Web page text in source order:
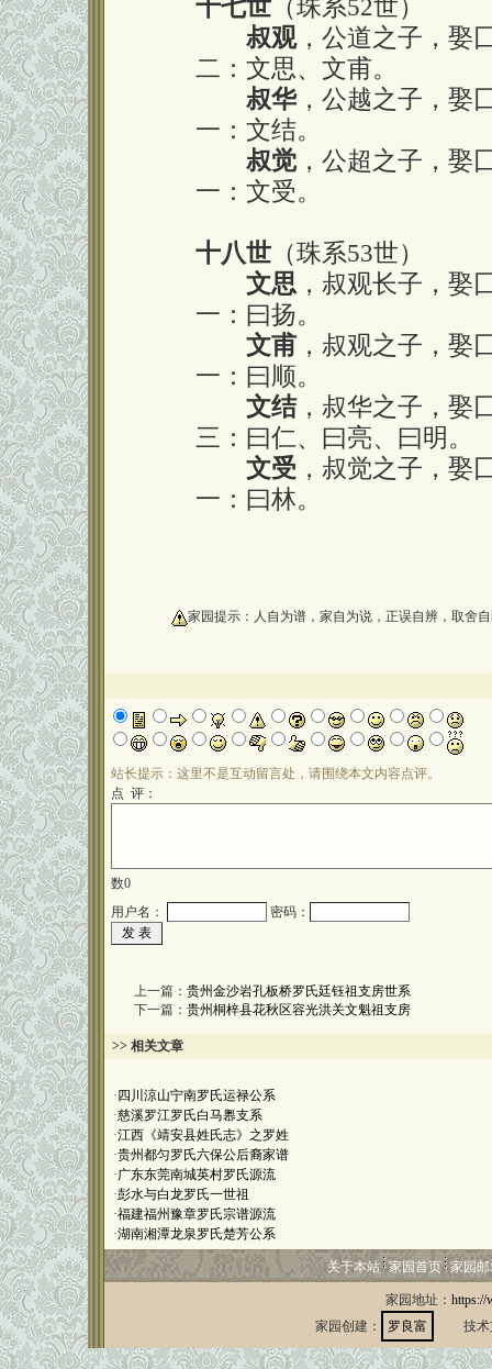
十七世 （珠系52世）
叔观，公道之子，娶
二：文思、文甫。
叔华，公越之子，娶
一：文结。
叔觉，公超之子，娶
一：文受。
十八世 （珠系53世）
文思 ，叔观长子，娶
一：曰扬。
文甫 ，叔观之子，娶
一：曰顺。
文结，叔华之子，娶
三：曰仁、曰亮、曰明。
文受 ，叔觉之子，娶
一：曰林。
家园提示：人自为谱，家自为说，正误自辨，取舍
站长提示：这里不是互动留言处，请围绕本文内容点评。
点 评：
数0
用户名：
密码：
上一篇： 贵州金沙岩孔板桥罗氏廷钰祖支房世系
下一篇： 贵州桐梓县花秋区容光洪关文魁祖支房
>> 相关文章
· 四川涼山宁南罗氏运禄公系
·慈溪罗江罗氏白马嶴支系
·江西《靖安县姓氏志》之罗姓
·贵州都匀罗氏六保公后裔家谱
·广东东莞南城英村罗氏源流
·彭水与白龙罗氏一世祖
·福建福州豫章罗氏宗谱源流
·湖南湘潭龙泉罗氏楚芳公系
关于本站 家园首页 家园
家园地址： https://
家园创建：
罗良富 技术